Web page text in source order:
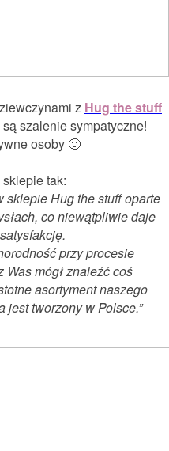
z Hug the stuff
szalenie sympatyczne!
osoby 🙂
tak:
sklepie Hug the stuff oparte
co niewątpliwie daje
przy procesie
mógł znaleźć coś
asortyment naszego
tworzony w Polsce.”